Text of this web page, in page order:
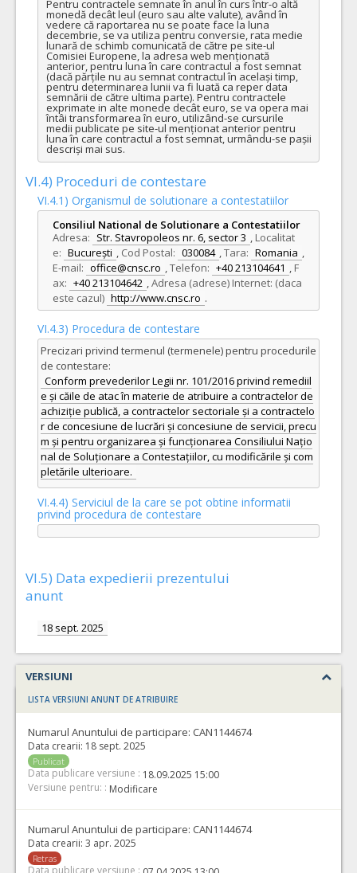
Pentru contractele semnate în anul în curs într-o altă
monedă decât leul (euro sau alte valute), având în
vedere că raportarea nu se poate face la luna
decembrie, se va utiliza pentru conversie, rata medie
lunară de schimb comunicată de către pe site-ul
Comisiei Europene, la adresa web menționată
anterior, pentru luna în care contractul a fost semnat
(dacă părțile nu au semnat contractul în același timp,
pentru determinarea lunii va fi luată ca reper data
semnării de către ultima parte). Pentru contractele
exprimate in alte monede decât euro, se va opera mai
întâi transformarea în euro, utilizând-se cursurile
medii publicate pe site-ul menționat anterior pentru
luna în care contractul a fost semnat, urmându-se pașii
descriși mai sus.
VI.4) Proceduri de contestare
VI.4.1) Organismul de solutionare a contestatiilor
Consiliul National de Solutionare a Contestatiilor
Adresa: Str. Stavropoleos nr. 6, sector 3 , Localitat
e: București , Cod Postal: 030084 ,Tara: Romania ,
E-mail: office@cnsc.ro ,Telefon: +40 213104641 , F
ax: +40 213104642 ,Adresa (adrese) Internet: (daca
este cazul) http://www.cnsc.ro .
VI.4.3) Procedura de contestare
Precizari privind termenul (termenele) pentru procedurile
de contestare:
Conform prevederilor Legii nr. 101/2016 privind remediil
e și căile de atac în materie de atribuire a contractelor de
achiziție publică, a contractelor sectoriale și a contractelo
r de concesiune de lucrări și concesiune de servicii, precu
m și pentru organizarea și funcționarea Consiliului Națio
nal de Soluționare a Contestațiilor, cu modificările și com
pletările ulterioare.
VI.4.4) Serviciul de la care se pot obtine informatii
privind procedura de contestare
VI.5) Data expedierii prezentului
anunt
18 sept. 2025
VERSIUNI
LISTA VERSIUNI ANUNT DE ATRIBUIRE
Numarul Anuntului de participare: CAN1144674
Data crearii: 18 sept. 2025
Publicat
Data publicare versiune : 18.09.2025 15:00
Versiune pentru: : Modificare
Numarul Anuntului de participare: CAN1144674
Data crearii: 3 apr. 2025
Retras
Data publicare versiune :